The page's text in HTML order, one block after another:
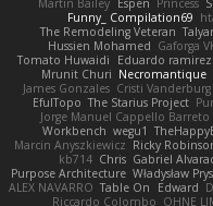
Martin Bailey Espen Princess
Funny_ Compilation69
The Remodeling Veteran
Hussien Mohamed Gaforga
Tomato Huwaidi
Eduardo ramirez
Mrunit Churi Necromantique
James Gonzales Cristi Vanderburg
EfulTopo The Starius Project
Jorge Manuel Cappello Barreto
Workbench wegu1
Marcin Anyszkiewicz Ricky
kb714 Chris Gabriel
Purpose Architecture Władysław
ALEX NAVARRO Table On Edward
Riccardo Colombo OHNE